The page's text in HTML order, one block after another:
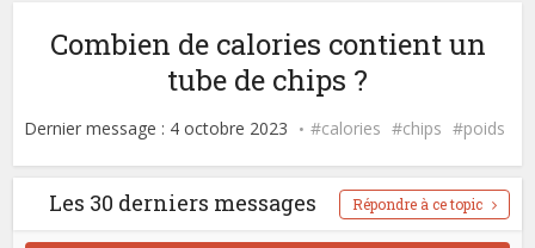
Combien de calories contient un
tube de chips ?
Dernier message : 4 octobre 2023 calories chips poids
Les 30 derniers messages Répondre à ce topic